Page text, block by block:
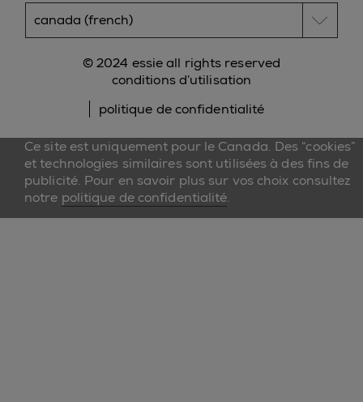
© 2024 essie all rights reserved
conditions d’utilisation
politique de confidentialité
Ce site est uniquement pour le Canada. Des “cookies”
et technologies similaires sont utilisées à des fins de
publicité. Pour en savoir plus sur vos choix consultez
notre politique de confidentialité.